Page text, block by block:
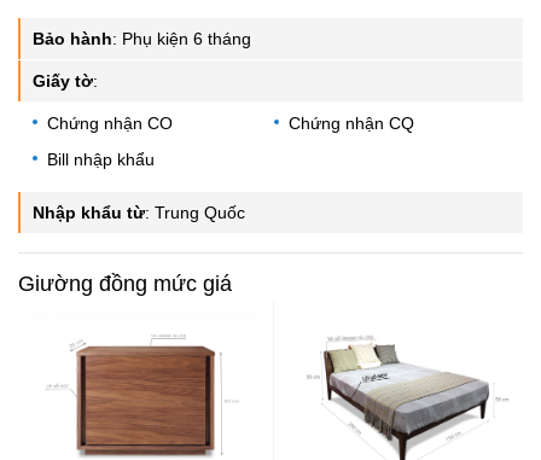
Bảo hành: Phụ kiện 6 tháng
Giấy tờ:
Chứng nhận CO
Chứng nhận CQ
Bill nhập khẩu
Nhập khẩu từ: Trung Quốc
Giường đồng mức giá